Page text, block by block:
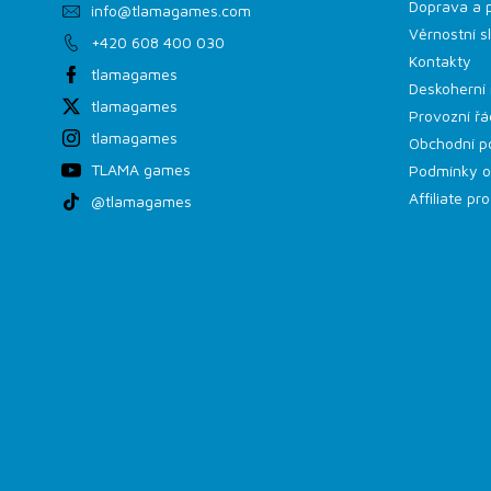
info@tlamagames.com
+420 608 400 030
tlamagames
tlamagames
tlamagames
TLAMA games
@tlamagames
Doprava a
Věrnostní
Kontakty
Provozní
Obchodní
Podmínky
Affiliate